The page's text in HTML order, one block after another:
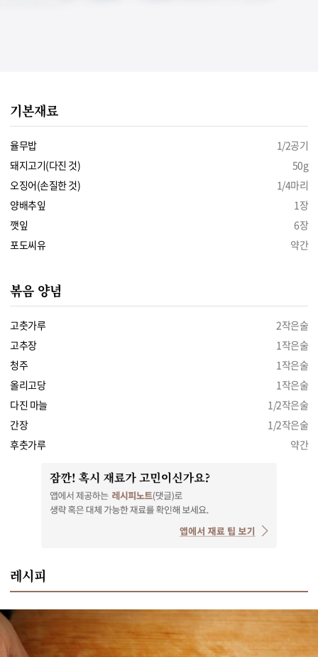
기본재료
율무밥
1/2공기
돼지고기(다진 것)
50g
오징어(손질한 것)
1/4마리
양배추잎
1장
깻잎
6장
포도씨유
약간
볶음 양념
고춧가루
2작은술
고추장
1작은술
청주
1작은술
올리고당
1작은술
다진 마늘
1/2작은술
간장
1/2작은술
후춧가루
약간
레시피